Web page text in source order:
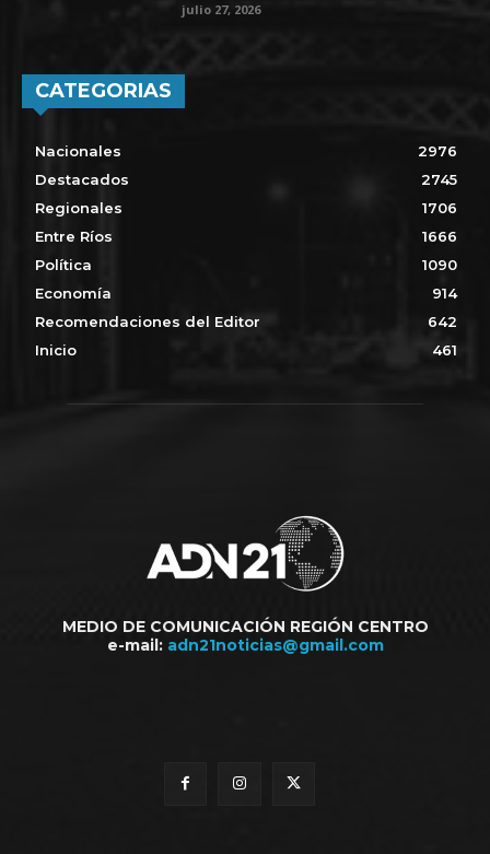
julio 27, 2026
CATEGORIAS
Nacionales
2976
Destacados
2745
Regionales
1706
Entre Ríos
1666
Política
1090
Economía
914
Recomendaciones del Editor
642
Inicio
461
MEDIO DE COMUNICACIÓN REGIÓN CENTRO
e-mail: adn21noticias@gmail.com